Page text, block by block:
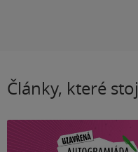
Články, které